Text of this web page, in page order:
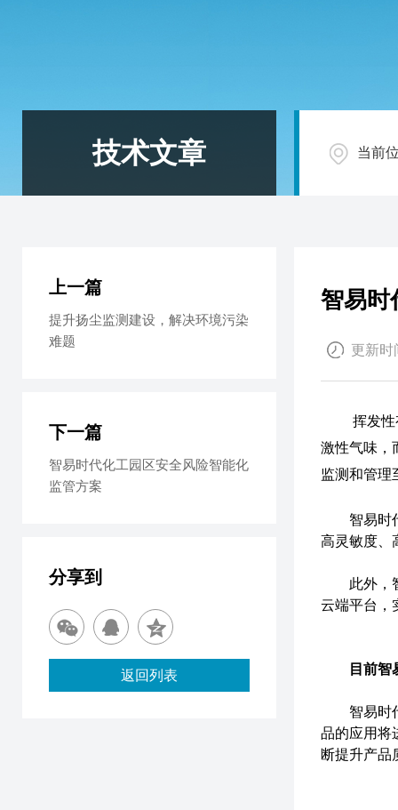
技术文章 当前
智易时
更新时
挥发
激性气味，
监测和管理
智易时代
高灵敏度、
此外，智
云端平台，
目前智易
智易时代
品的应用将
断提升产品
上一篇
提升扬尘监测建设，解决环境污染
难题
下一篇
智易时代化工园区安全风险智能化
监管方案
分享到
返回列表